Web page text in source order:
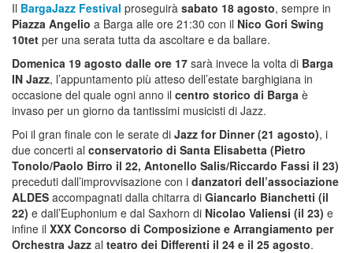
Il BargaJazz Festival proseguirà sabato 18 agosto, sempre in
Piazza Angelio a Barga alle ore 21:30 con il Nico Gori Swing
10tet per una serata tutta da ascoltare e da ballare.
Domenica 19 agosto dalle ore 17 sarà invece la volta di Barga
IN Jazz, l’appuntamento più atteso dell’estate barghigiana in
occasione del quale ogni anno il centro storico di Barga è
invaso per un giorno da tantissimi musicisti di Jazz.
Poi il gran finale con le serate di Jazz for Dinner (21 agosto), i
due concerti al conservatorio di Santa Elisabetta (Pietro
Tonolo/Paolo Birro il 22, Antonello Salis/Riccardo Fassi il 23)
preceduti dall’improvvisazione con i danzatori dell’associazione
ALDES accompagnati dalla chitarra di Giancarlo Bianchetti (il
22) e dall’Euphonium e dal Saxhorn di Nicolao Valiensi (il 23) e
infine il XXX Concorso di Composizione e Arrangiamento per
Orchestra Jazz al teatro dei Differenti il 24 e il 25 agosto.